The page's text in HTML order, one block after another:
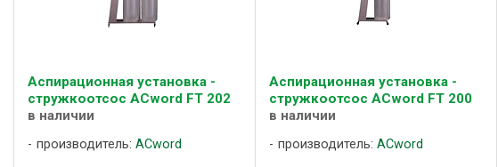
Аспирационная установка -
стружкоотсос ACword FT 202
в наличии
производитель: ACword
Аспирационная установка -
стружкоотсос ACword FT 200
в наличии
производитель: ACword